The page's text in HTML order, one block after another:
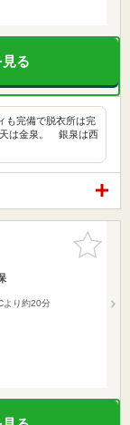
る
も完備で脱衣所は完
天は金泉。 銀泉は西
お気に入
りに追加
より約20分